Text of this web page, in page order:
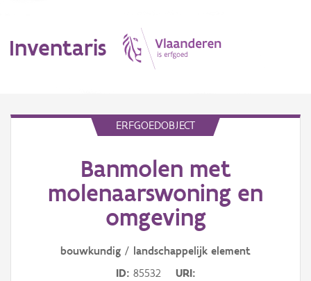
Inventaris
Aanduidingsobject
ERFGOEDOBJECT
Banmolen met
molenaarswoning en
omgeving
bouwkundig / landschappelijk element
ID 85532
URI